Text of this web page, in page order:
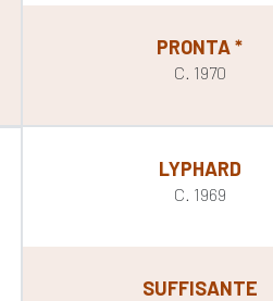
PRONTA *
C. 1970
LYPHARD
C. 1969
SUFFISANTE